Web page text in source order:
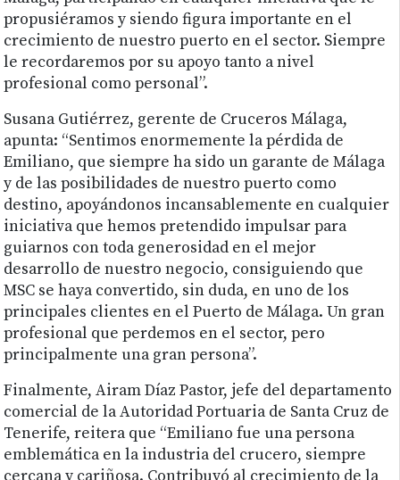
propusiéramos y siendo figura importante en el
crecimiento de nuestro puerto en el sector. Siempre
le recordaremos por su apoyo tanto a nivel
profesional como personal”.
Susana Gutiérrez, gerente de Cruceros Málaga,
apunta: “Sentimos enormemente la pérdida de
Emiliano, que siempre ha sido un garante de Málaga
y de las posibilidades de nuestro puerto como
destino, apoyándonos incansablemente en cualquier
iniciativa que hemos pretendido impulsar para
guiarnos con toda generosidad en el mejor
desarrollo de nuestro negocio, consiguiendo que
MSC se haya convertido, sin duda, en uno de los
principales clientes en el Puerto de Málaga. Un gran
profesional que perdemos en el sector, pero
principalmente una gran persona”.
Finalmente, Airam Díaz Pastor, jefe del departamento
comercial de la Autoridad Portuaria de Santa Cruz de
Tenerife, reitera que “Emiliano fue una persona
emblemática en la industria del crucero, siempre